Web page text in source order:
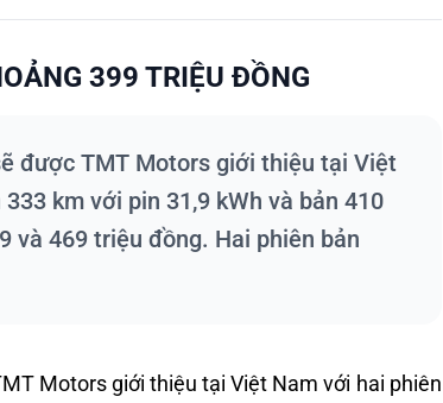
399 TRIỆU ĐỒNG
được TMT Motors giới thiệu tại Việt
km với pin 31,9 kWh và bản 410
và 469 triệu đồng. Hai phiên bản
Motors giới thiệu tại Việt Nam với hai phiên